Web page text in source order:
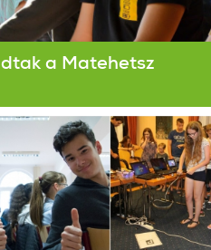
a Matehetsz